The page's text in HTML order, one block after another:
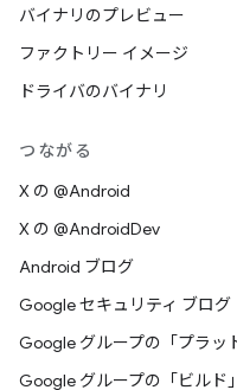
バイナリのプレビュー
ファクトリー イメージ
ドライバのバイナリ
つながる
X の @Android
X の @AndroidDev
Android ブログ
Google セキュリティ ブログ
Google グループの「プラッ
Google グループの「ビルド